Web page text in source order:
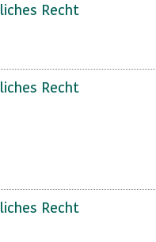
Recht
Recht
Recht